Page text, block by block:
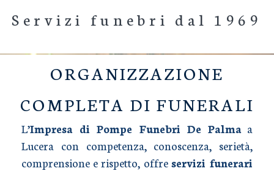
Servizi funebri dal 1969
ORGANIZZAZIONE
COMPLETA DI FUNERALI
L’Impresa di Pompe Funebri De Palmaa
Lucera con competenza, conoscenza, serietà,
comprensione e rispetto, offreservizi funerari